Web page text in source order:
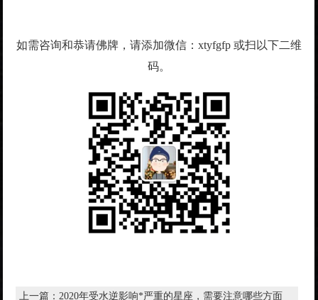
如需咨询和恭请佛牌，请添加微信：xtyfgfp 或扫以下二维
码。
上一篇： 2020年受水逆影响*严重的星座，需要注意哪些方面